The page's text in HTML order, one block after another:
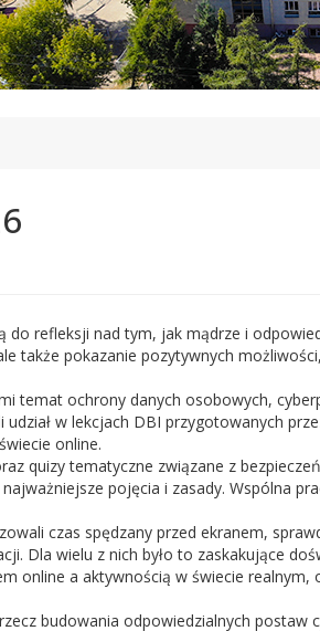
refleksji nad tym, jak mądrze i
także pokazanie pozytywnych
temat ochrony danych osobowych,
w lekcjach DBI przygotowanych
online.
quizy tematyczne związane z
pojęcia i zasady. Wspólna
czas spędzany przed ekranem,
Dla wielu z nich było to zaskakujące
online a aktywnością w świecie realnym,
budowania odpowiedzialnych